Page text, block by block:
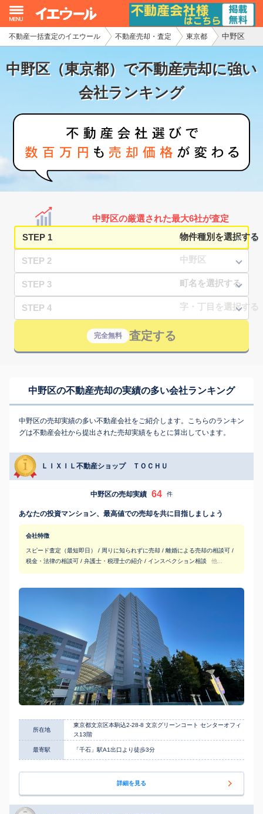
不動産一括査定のイエウール 不動産売却・査定 東京都 中野区
中野区（東京都）で不動産売却に強い
会社ランキング
中野区の厳選された最大6社が査定
STEP 1
STEP 2
STEP 3
STEP 4
完全無料 査定する
中野区の不動産売却の実績の多い会社ランキング
中野区の売却実績の多い不動産会社をご紹介します。こちらのランキン
グは不動産会社から提出された売却実績をもとに算出しています。
ＬＩＸＩＬ不動産ショップ ＴＯＣＨＵ
中野区の売却実績 64 件
あなたの投資マンション、最高値での売却を共に目指しましょう
会社特徴
スピード査定（最短即日） / 周りに知られずに売却 / 離婚による売却の相談可 /
税金・法律の相談可 / 弁護士・税理士の紹介 / インスペクション相談
他...
所在地
東京都文京区本駒込2-28-8 文京グリーンコート センターオフィ
ス13階
最寄駅 「千石」駅A1出口より徒歩3分
詳細を見る
イエウール加盟希望の不動産会社様
初めての方へ
不動産の売却・一括査定
家査定シミュレーター
お問い合わせ